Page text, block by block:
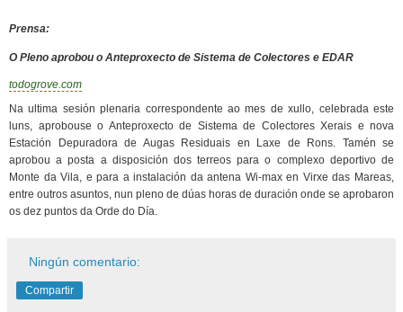
Prensa:
O Pleno aprobou o Anteproxecto de Sistema de Colectores e EDAR
todogrove.com
Na ultima sesión plenaria correspondente ao mes de xullo, celebrada este
luns, aprobouse o Anteproxecto de Sistema de Colectores Xerais e nova
Estación Depuradora de Augas Residuais en Laxe de Rons. Tamén se
aprobou a posta a disposición dos terreos para o complexo deportivo de
Monte da Vila, e para a instalación da antena Wi-max en Virxe das Mareas,
entre outros asuntos, nun pleno de dúas horas de duración onde se aprobaron
os dez puntos da Orde do Día.
Ningún comentario:
Compartir